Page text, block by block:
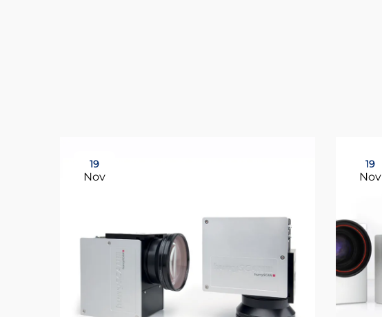
19
Nov
19
Nov